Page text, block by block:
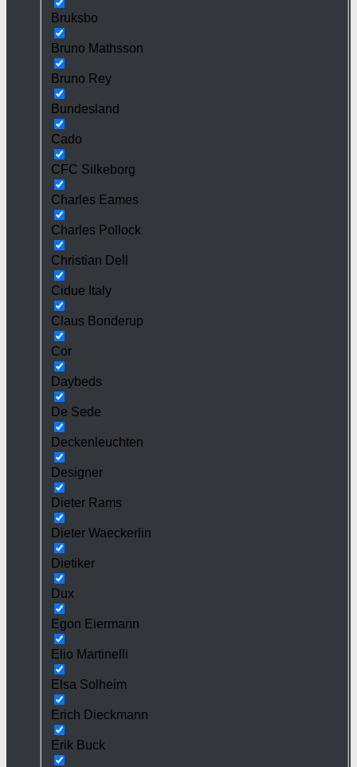
Bruksbo
Bruno Mathsson
Bruno Rey
Bundesland
Cado
CFC Silkeborg
Charles Eames
Charles Pollock
Christian Dell
Cidue Italy
Claus Bonderup
Cor
Daybeds
De Sede
Deckenleuchten
Designer
Dieter Rams
Dieter Waeckerlin
Dietiker
Dux
Egon Eiermann
Elio Martinelli
Elsa Solheim
Erich Dieckmann
Erik Buck